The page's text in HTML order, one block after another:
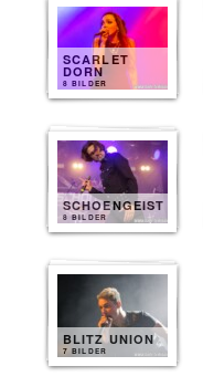
SCARLET
DORN
8 BILDER
SCHOENGEIST
8 BILDER
BLITZ UNION
7 BILDER